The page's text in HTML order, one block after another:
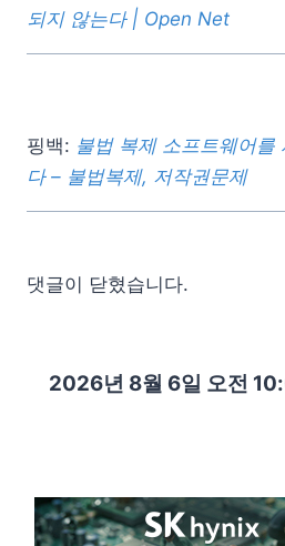
되지 않는다 | Open Net
핑백: 불법 복제 소프트웨어를
다 – 불법복제, 저작권문제
댓글이 닫혔습니다.
2026년 8월 6일 오전